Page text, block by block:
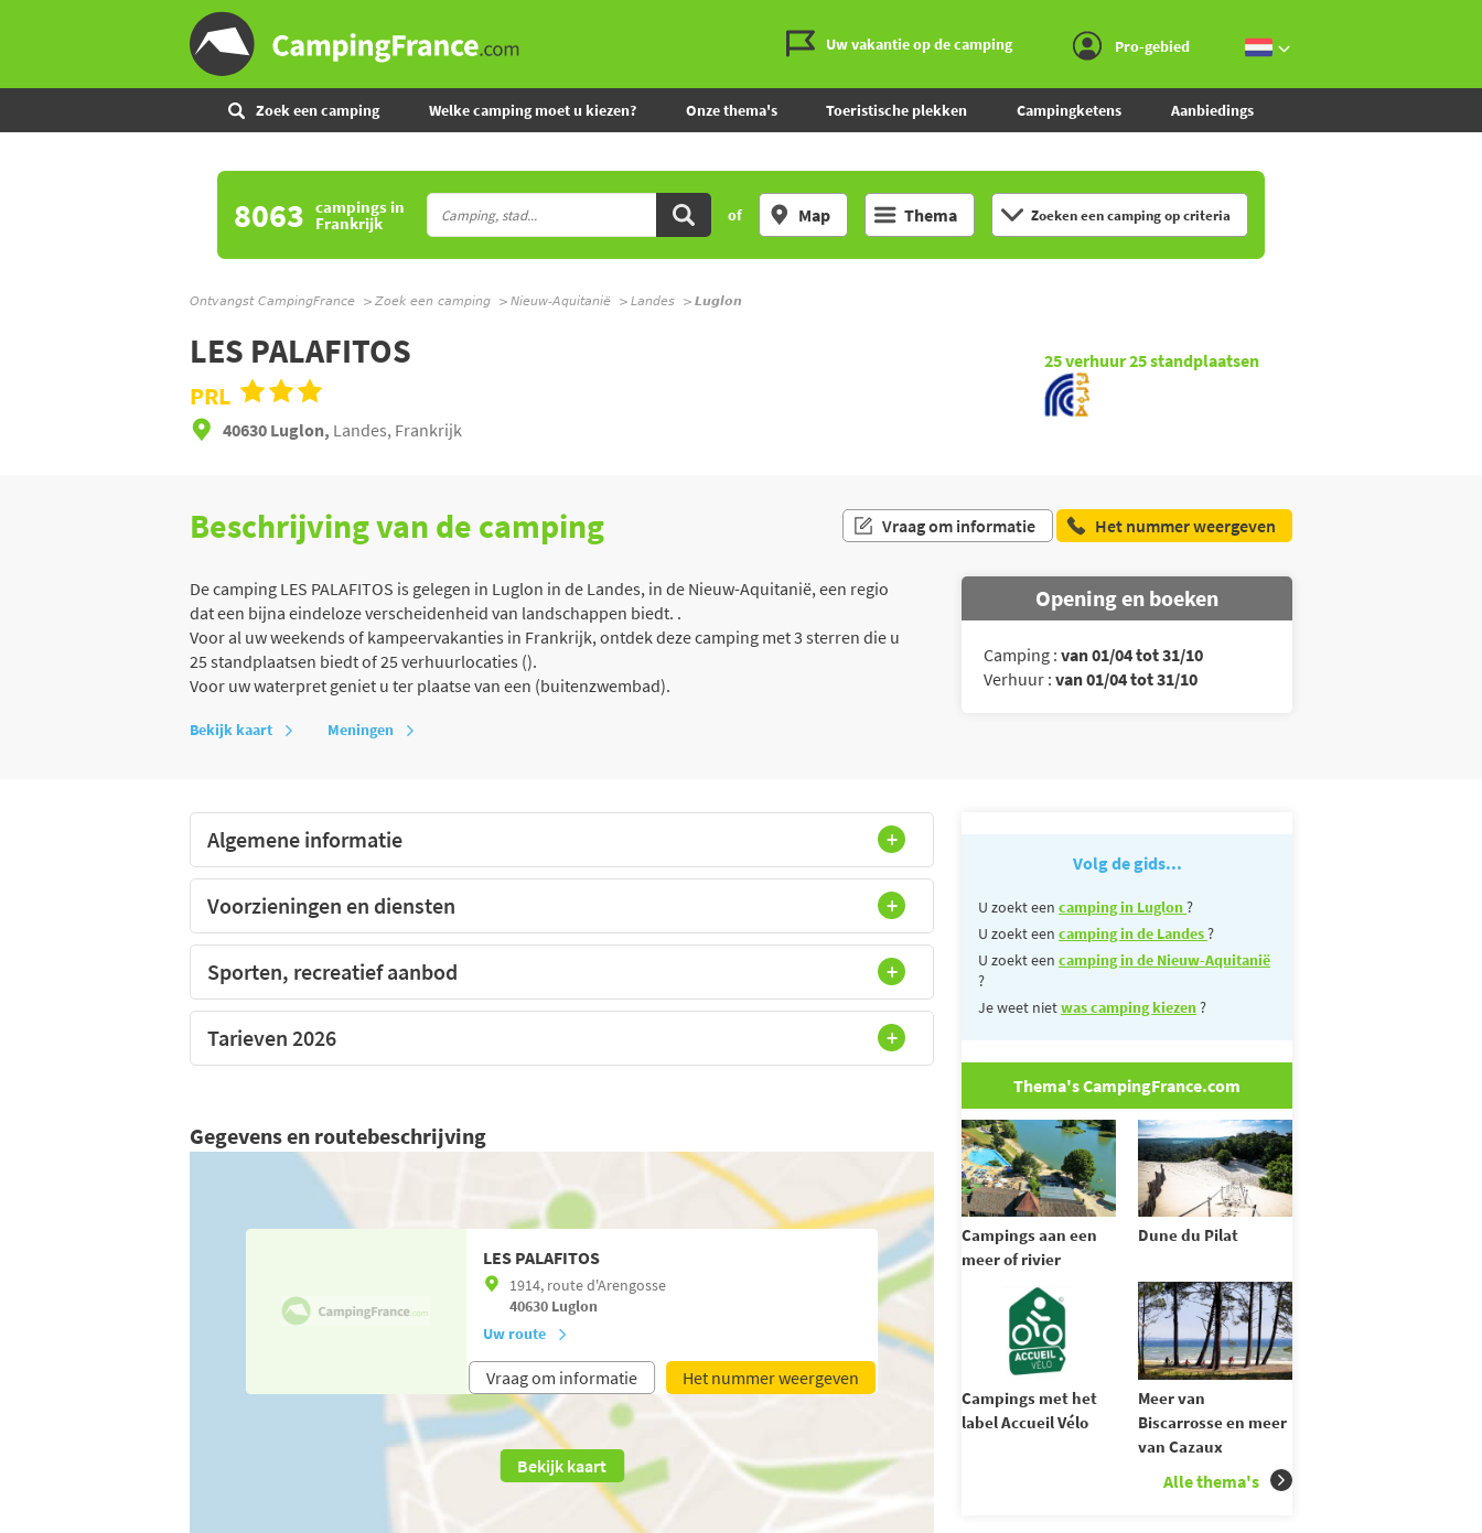
Uw vakantie op de camping Pro-gebied
Zoek een camping Welke camping moet u kiezen? Onze thema's Toeristische plekken Campingketens Aanbiedings
8063 campingsin
Frankrijk of Map Thema Zoeken een camping op criteria
Ontvangst CampingFrance Zoek een camping Nieuw-Aquitanië Landes Luglon
LES PALAFITOS
PRL
40630 Luglon, Landes, Frankrijk
25verhuur25standplaatsen
Beschrijving van de camping Vraag om informatie Het nummer weergeven
De camping LES PALAFITOS is gelegen in Luglon in de Landes, in de Nieuw-Aquitanië, een regio
dat een bijna eindeloze verscheidenheid van landschappen biedt. .
Voor al uw weekends of kampeervakanties in Frankrijk, ontdek deze camping met 3 sterren die u
25 standplaatsen biedt of 25 verhuurlocaties ().
Voor uw waterpret geniet u ter plaatse van een (buitenzwembad).
Opening en boeken
Camping : van 01/04 tot 31/10
Verhuur : van 01/04 tot 31/10
Bekijk kaart Meningen
Algemene informatie
Voorzieningen en diensten
Sporten, recreatief aanbod
Tarieven 2026
Gegevens en routebeschrijving
LES PALAFITOS
1914, route d'Arengosse
40630 Luglon
Uw route
Vraag om informatie Het nummer weergeven
Bekijk kaart
Volg de gids...
U zoekt een camping in Luglon?
U zoekt een camping in de Landes?
U zoekt een camping in de Nieuw-Aquitanië
?
Je weet nietwas camping kiezen?
Thema's CampingFrance.com
Campings aan een
meer of rivier
Dune du Pilat
Campings met het
label Accueil Vélo
Meer van
Biscarrosse en meer
van Cazaux
Alle thema's